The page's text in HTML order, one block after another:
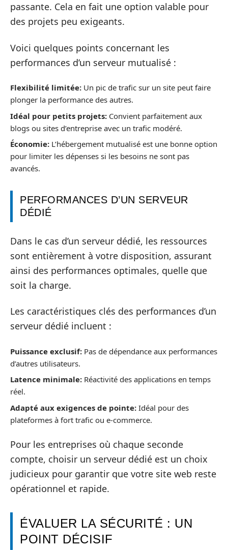
passante. Cela en fait une option valable pour
des projets peu exigeants.
Voici quelques points concernant les
performances d’un serveur mutualisé :
Flexibilité limitée: Un pic de trafic sur un site peut faire
plonger la performance des autres.
Idéal pour petits projets: Convient parfaitement aux
blogs ou sites d’entreprise avec un trafic modéré.
Économie: L’hébergement mutualisé est une bonne option
pour limiter les dépenses si les besoins ne sont pas
avancés.
PERFORMANCES D’UN SERVEUR
DÉDIÉ
Dans le cas d’un serveur dédié, les ressources
sont entièrement à votre disposition, assurant
ainsi des performances optimales, quelle que
soit la charge.
Les caractéristiques clés des performances d’un
serveur dédié incluent :
Puissance exclusif: Pas de dépendance aux performances
d’autres utilisateurs.
Latence minimale: Réactivité des applications en temps
réel.
Adapté aux exigences de pointe: Idéal pour des
plateformes à fort trafic ou e-commerce.
Pour les entreprises où chaque seconde
compte, choisir un serveur dédié est un choix
judicieux pour garantir que votre site web reste
opérationnel et rapide.
ÉVALUER LA SÉCURITÉ : UN
POINT DÉCISIF